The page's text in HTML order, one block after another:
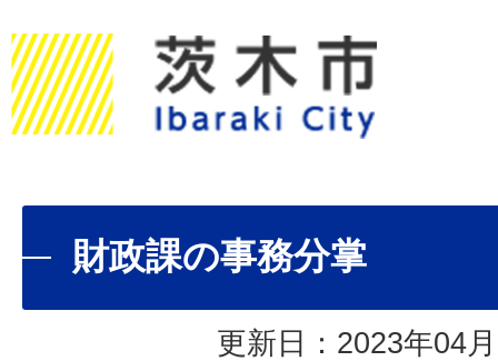
財政課の事務分掌
更新日：2023年04